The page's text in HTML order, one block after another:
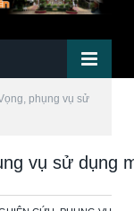
phụng vụ sử
vụ sử dụng